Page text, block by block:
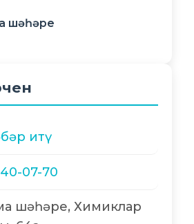
шәһәре
итү
07-70
шәһәре, Химиклар